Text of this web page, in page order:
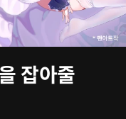
잡아줄